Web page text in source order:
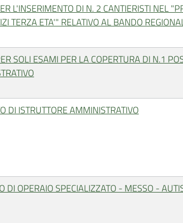
L'INSERIMENTO DI N. 2 CANTIERISTI NEL
TERZA ETA'" RELATIVO AL BANDO
SOLI ESAMI PER LA COPERTURA DI N.1
DI ISTRUTTORE AMMINISTRATIVO
DI OPERAIO SPECIALIZZATO - MESSO -